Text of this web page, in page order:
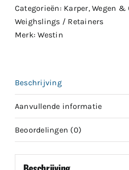
Categorieën: Karper,Wegen &
Weighslings / Retainers
Merk:Westin
Beschrijving
Aanvullende informatie
Beoordelingen (0)